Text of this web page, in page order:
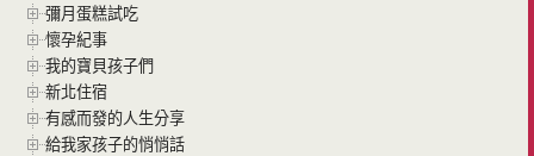
彌月蛋糕試吃
懷孕紀事
我的寶貝孩子們
新北住宿
有感而發的人生分享
給我家孩子的悄悄話